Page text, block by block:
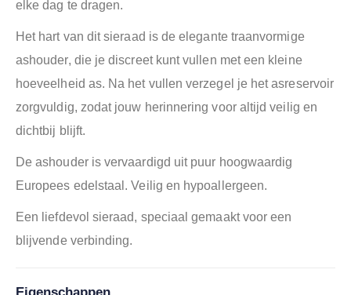
elke dag te dragen.
Het hart van dit sieraad is de elegante traanvormige
ashouder, die je discreet kunt vullen met een kleine
hoeveelheid as. Na het vullen verzegel je het asreservoir
zorgvuldig, zodat jouw herinnering voor altijd veilig en
dichtbij blijft.
De ashouder is vervaardigd uit puur hoogwaardig
Europees edelstaal. Veilig en hypoallergeen.
Een liefdevol sieraad, speciaal gemaakt voor een
blijvende verbinding.
Eigenschappen